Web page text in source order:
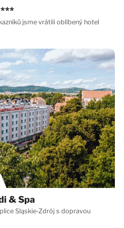
jsme vrátili oblíbený hotel
& Spa
Sląskie-Zdrój s dopravou